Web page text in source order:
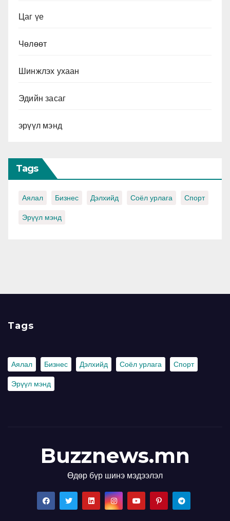
Цаг үе
Чөлөөт
Шинжлэх ухаан
Эдийн засаг
эрүүл мэнд
Tags
Аялал Бизнес Дэлхийд Соёл урлага Спорт
Эрүүл мэнд
Tags
Аялал Бизнес Дэлхийд Соёл урлага Спорт
Эрүүл мэнд
Buzznews.mn
Өдөр бүр шинэ мэдээлэл